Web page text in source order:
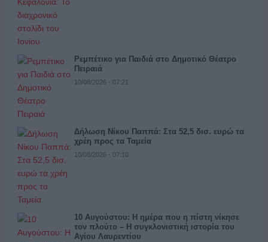
Ρεμπέτικο για Παιδιά στο Δημοτικό Θέατρο
Πειραιά
10/08/2026 - 07:21
Δήλωση Νίκου Παππά: Στα 52,5 δισ. ευρώ τα
χρέη προς τα Ταμεία
10/08/2026 - 07:10
10 Αυγούστου: Η ημέρα που η πίστη νίκησε
τον πλούτο – Η συγκλονιστική ιστορία του
Αγίου Λαυρεντίου